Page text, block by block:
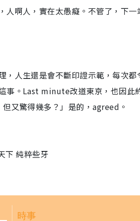
人啊人，實在太愚癡。不管了，下
人生還是會不斷印證示範，每次
事。Last minute改道東京，也因此
又驚得幾多？」是的，agreed。
下 純粹些牙
時事